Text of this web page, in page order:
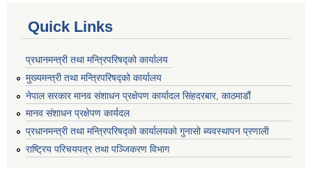
Quick Links
प्रधानमन्त्री तथा मन्त्रिपरिषद्को कार्यालय
मुख्यमन्त्री तथा मन्त्रिपरिषद्को कार्यालय
नेपाल सरकार मानव संशाधन प्रक्षेपण कार्यादल सिंहदरबार, काठमाडौं
मानव संशाधन प्रक्षेपण कार्यदल
प्रधानमन्त्री तथा मन्त्रिपरिषद्को कार्यालयको गुनासो ब्यवस्थापन प्रणाली
राष्ट्रिय परिचयपत्र तथा पञ्जिकरण विभाग